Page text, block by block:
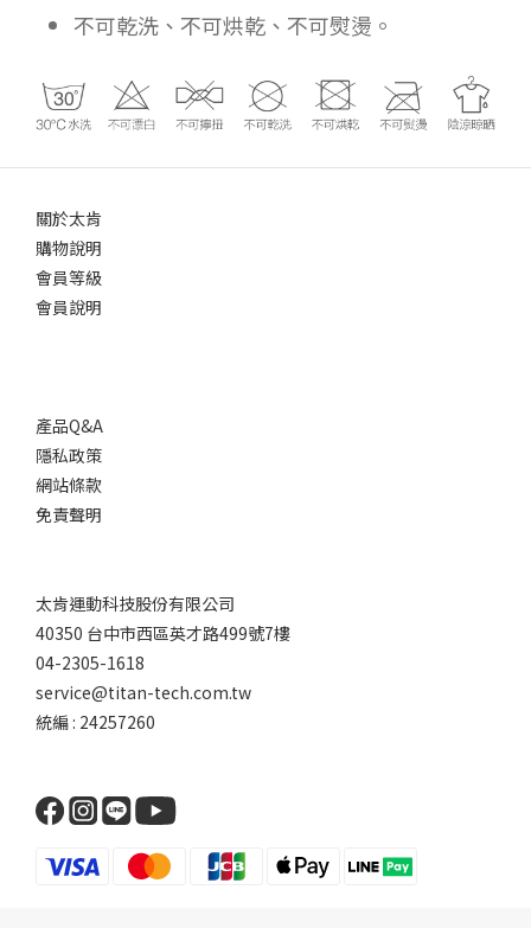
不可乾洗、不可烘乾、不可熨燙。
關於太肯
購物說明
會員等級
會員說明
產品Q&A
隱私政策
網站條款
免責聲明
太肯運動科技股份有限公司
40350 台中市西區英才路499號7樓
04-2305-1618
service@titan-tech.com.tw
統編 : 24257260